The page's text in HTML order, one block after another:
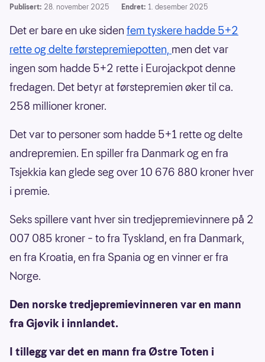
Publisert: 28. november 2025 Endret: 1. desember 2025
Det er bare en uke siden fem tyskere hadde 5+2
rette og delte førstepremiepotten, men det var
ingen som hadde 5+2 rette i Eurojackpot denne
fredagen. Det betyr at førstepremien øker til ca.
258 millioner kroner.
Det var to personer som hadde 5+1 rette og delte
andrepremien. En spiller fra Danmark og en fra
Tsjekkia kan glede seg over 10 676 880 kroner hver
i premie.
Seks spillere vant hver sin tredjepremievinnere på 2
007 085 kroner – to fra Tyskland, en fra Danmark,
en fra Kroatia, en fra Spania og en vinner er fra
Norge.
Den norske tredjepremievinneren var en mann
fra Gjøvik i innlandet.
I tillegg var det en mann fra Østre Toten i